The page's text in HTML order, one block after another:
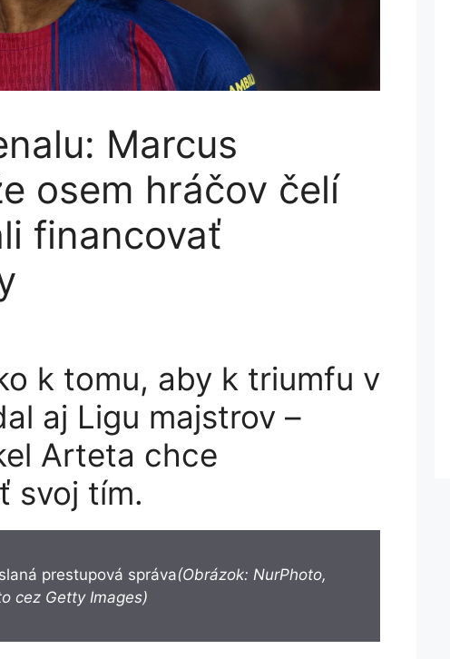
Marcus
osem hráčov čelí
financovať
k tomu, aby k triumfu v
aj Ligu majstrov –
Arteta chce
svoj tím.
prestupová správa(Obrázok: NurPhoto,
cez Getty Images)